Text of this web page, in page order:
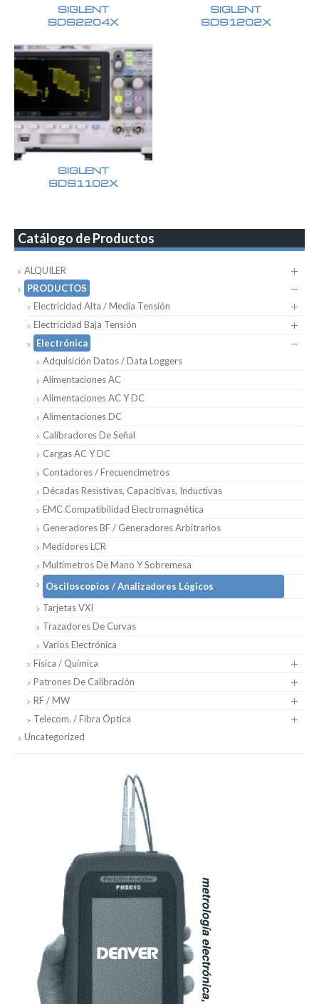
SIGLENT
SDS2204X
SIGLENT
SDS1202X
SIGLENT
SDS1102X
Catálogo de Productos
ALQUILER
PRODUCTOS
Electricidad Alta / Media Tensión
Electricidad Baja Tensión
Electrónica
Adquisición Datos / Data Loggers
Alimentaciones AC
Alimentaciones AC Y DC
Alimentaciones DC
Calibradores De Señal
Cargas AC Y DC
Contadores / Frecuencímetros
Décadas Resistivas, Capacitivas, Inductivas
EMC Compatibilidad Electromagnética
Generadores BF / Generadores Arbitrarios
Medidores LCR
Multímetros De Mano Y Sobremesa
Osciloscopios / Analizadores Lógicos
Tarjetas VXI
Trazadores De Curvas
Varios Electrónica
Física / Química
Patrones De Calibración
RF / MW
Telecom. / Fibra Óptica
Uncategorized